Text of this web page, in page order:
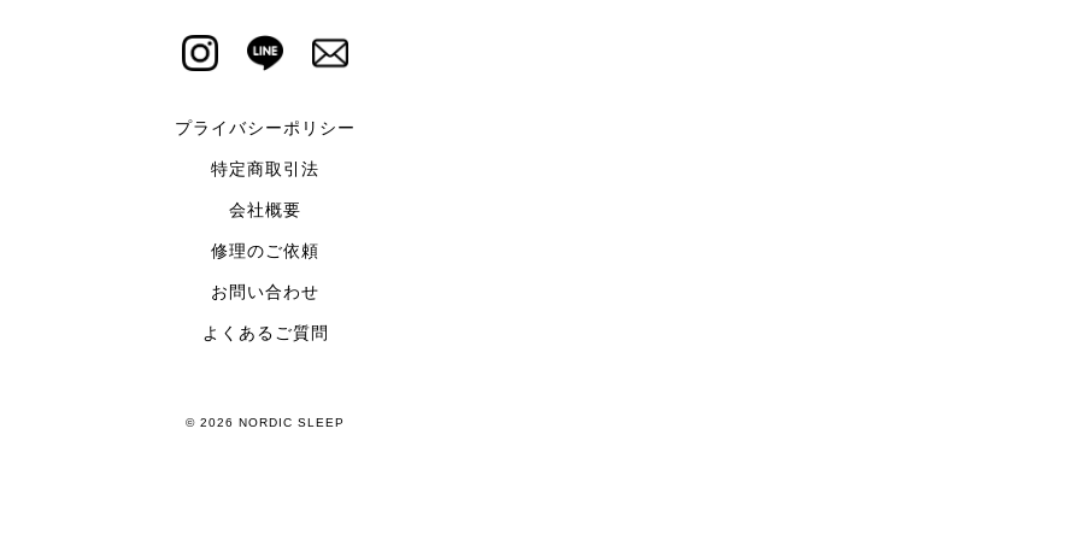
プライバシーポリシー
特定商取引法
会社概要
修理のご依頼
お問い合わせ
よくあるご質問
© 2026 NORDIC SLEEP